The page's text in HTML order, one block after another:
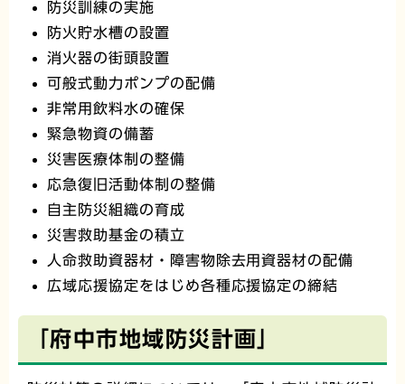
防災訓練の実施
防火貯水槽の設置
消火器の街頭設置
可般式動力ポンプの配備
非常用飲料水の確保
緊急物資の備蓄
災害医療体制の整備
応急復旧活動体制の整備
自主防災組織の育成
災害救助基金の積立
人命救助資器材・障害物除去用資器材の配備
広域応援協定をはじめ各種応援協定の締結
「府中市地域防災計画」